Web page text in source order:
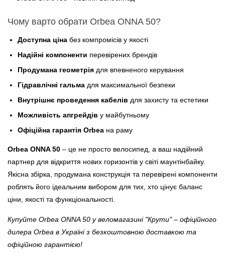
Чому варто обрати Orbea ONNA 50?
Доступна ціна без компромісів у якості
Надійні компоненти перевірених брендів
Продумана геометрія для впевненого керування
Гідравлічні гальма для максимальної безпеки
Внутрішнє проведення кабелів для захисту та естетики
Можливість апгрейдів у майбутньому
Офіційна гарантія Orbea на раму
Orbea ONNA 50 – це не просто велосипед, а ваш надійний
партнер для відкриття нових горизонтів у світі маунтінбайку.
Якісна збірка, продумана конструкція та перевірені компоненти
роблять його ідеальним вибором для тих, хто цінує баланс
ціни, якості та функціональності.
Купуйте Orbea ONNA 50 у веломагазині "Крути" – офіційного
дилера Orbea в Україні з безкоштовною доставкою та
офіційною гарантією!